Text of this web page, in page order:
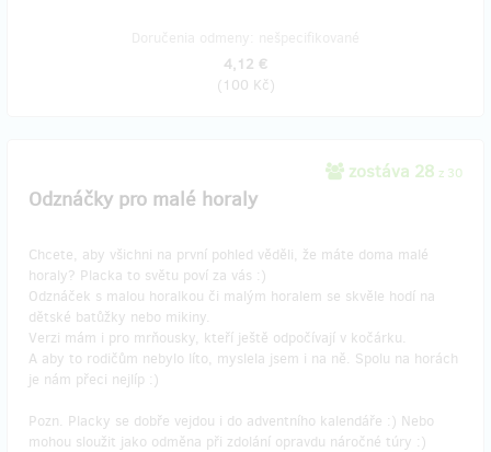
4,12 €
(100 Kč)
zostáva 28 z 30
Odznáčky pro malé horaly
Chcete, aby všichni na první pohled věděli, že máte doma malé
horaly? Placka to světu poví za vás :)
Odznáček s malou horalkou či malým horalem se skvěle hodí na
dětské batůžky nebo mikiny.
Verzi mám i pro mrňousky, kteří ještě odpočívají v kočárku.
A aby to rodičům nebylo líto, myslela jsem i na ně. Spolu na horách
je nám přeci nejlíp :)
Pozn. Placky se dobře vejdou i do adventního kalendáře :) Nebo
mohou sloužit jako odměna při zdolání opravdu náročné túry :)